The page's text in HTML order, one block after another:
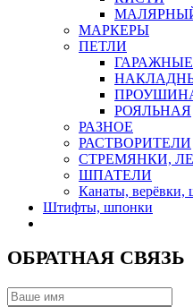
МАРКЕРЫ
ПЕТЛИ
ГАРАЖНЫЕ
РОЯЛЬНАЯ
РАЗНОЕ
РАСТВОРИТЕЛИ
СТРЕМЯНКИ,
ШПАТЕЛИ
Канаты, верёвки,
Штифты, шпонки
ОБРАТНАЯ СВЯЗЬ